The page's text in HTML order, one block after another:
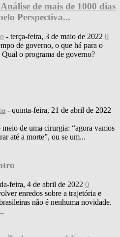
de mais de 1000 dias
Perspectiva...
- terça-feira, 3 de maio de 2022 0
de governo, o que há para o
o programa de governo?
- quinta-feira, 21 de abril de 2022
de uma cirurgia: “agora vamos
até a morte”, ou se um...
feira, 4 de abril de 2022 0
enredos sobre a trajetória e
não é nenhuma novidade.